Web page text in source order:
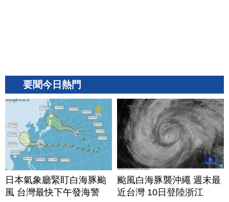
要聞今日熱門
日本氣象廳緊盯白海豚颱
風 台灣最快下午發海警
颱風白海豚襲沖繩 週末最
近台灣 10日登陸浙江